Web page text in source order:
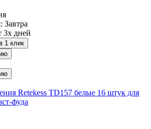
Завтра
3х дней
1 клик
Retekess TD157 белые 16 штук для
фуда